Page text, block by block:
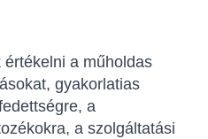
a műholdas
gyakorlatias
a
a szolgáltatási